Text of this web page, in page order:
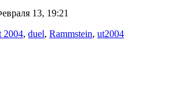
13, 19:21
2004, duel, Rammstein, ut2004